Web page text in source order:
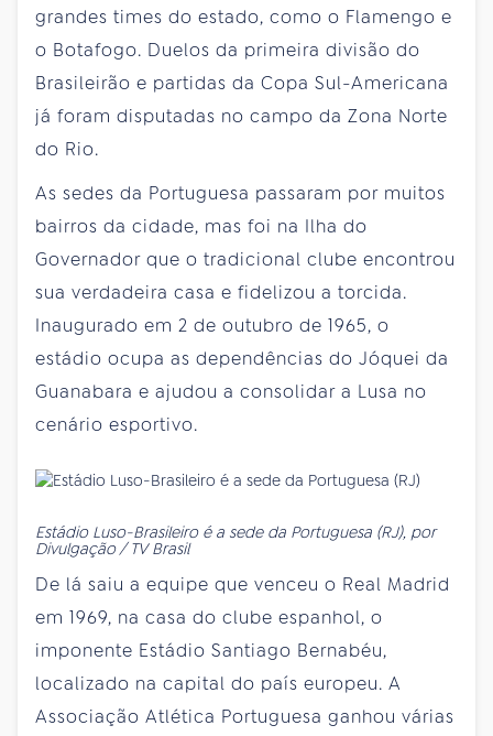
grandes times do estado, como o Flamengo e
o Botafogo. Duelos da primeira divisão do
Brasileirão e partidas da Copa Sul-Americana
já foram disputadas no campo da Zona Norte
do Rio.
As sedes da Portuguesa passaram por muitos
bairros da cidade, mas foi na Ilha do
Governador que o tradicional clube encontrou
sua verdadeira casa e fidelizou a torcida.
Inaugurado em 2 de outubro de 1965, o
estádio ocupa as dependências do Jóquei da
Guanabara e ajudou a consolidar a Lusa no
cenário esportivo.
Estádio Luso-Brasileiro é a sede da Portuguesa (RJ), por
Divulgação / TV Brasil
De lá saiu a equipe que venceu o Real Madrid
em 1969, na casa do clube espanhol, o
imponente Estádio Santiago Bernabéu,
localizado na capital do país europeu. A
Associação Atlética Portuguesa ganhou várias